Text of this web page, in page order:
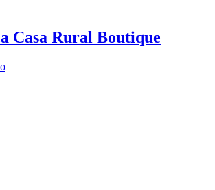
Casa Rural Boutique